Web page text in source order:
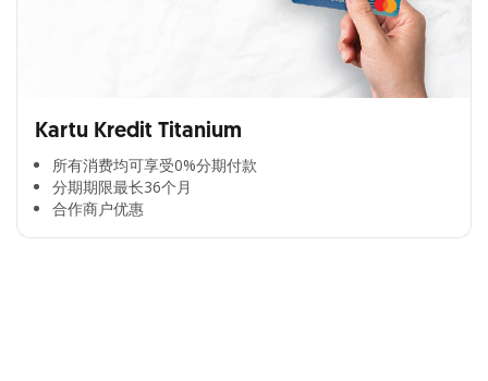
Kartu Kredit Titanium
所有消费均可享受0%分期付款​
分期期限最长36个月​
合作商户优惠​
Cross Selling Banner Global